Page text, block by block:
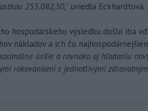
255.082,50,“ uviedla Eckhardtová.
hospodárskeho výsledku došlo iba
nákladov a ich čo
úsilie a rovnako aj hľadaniu
rokovaniami s jednotlivými